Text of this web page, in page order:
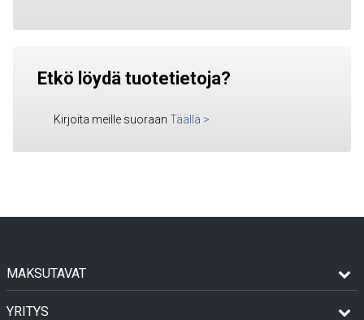
Etkö löydä tuotetietoja?
Kirjoita meille suoraan Täällä >
MAKSUTAVAT
YRITYS